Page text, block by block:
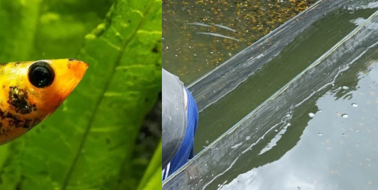
Koki
Guppy
Platy
Glofish
Danio
Manfish
Discuss
Palmas
Kura-kura
KATEGORI
Berita
Bisnis